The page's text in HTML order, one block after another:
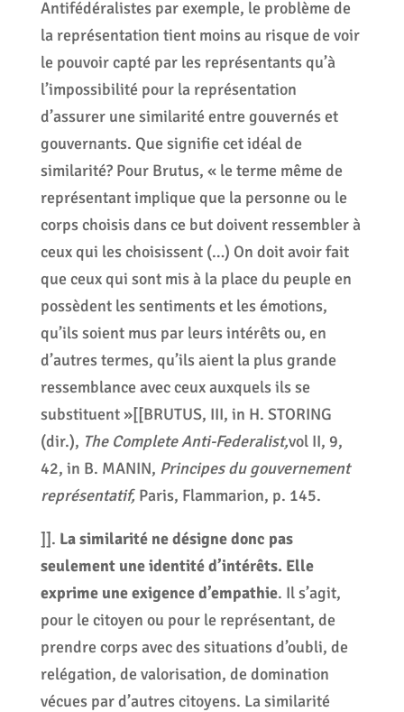
Antifédéralistes par exemple, le problème de
la représentation tient moins au risque de voir
le pouvoir capté par les représentants qu’à
l’impossibilité pour la représentation
d’assurer une similarité entre gouvernés et
gouvernants. Que signifie cet idéal de
similarité? Pour Brutus, « le terme même de
représentant implique que la personne ou le
corps choisis dans ce but doivent ressembler à
ceux qui les choisissent (…) On doit avoir fait
que ceux qui sont mis à la place du peuple en
possèdent les sentiments et les émotions,
qu’ils soient mus par leurs intérêts ou, en
d’autres termes, qu’ils aient la plus grande
ressemblance avec ceux auxquels ils se
substituent »[[BRUTUS, III, in H. STORING
(dir.), The Complete Anti-Federalist,vol II, 9,
42, in B. MANIN, Principes du gouvernement
représentatif, Paris, Flammarion, p. 145.
]]. La similarité ne désigne donc pas
seulement une identité d’intérêts. Elle
exprime une exigence d’empathie. Il s’agit,
pour le citoyen ou pour le représentant, de
prendre corps avec des situations d’oubli, de
relégation, de valorisation, de domination
vécues par d’autres citoyens. La similarité